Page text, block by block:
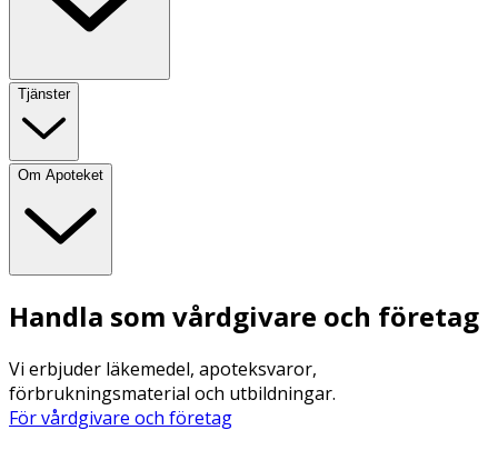
Tjänster
Om Apoteket
Handla som vårdgivare och företag
Vi erbjuder läkemedel, apoteksvaror,
förbrukningsmaterial och utbildningar.
För vårdgivare och företag